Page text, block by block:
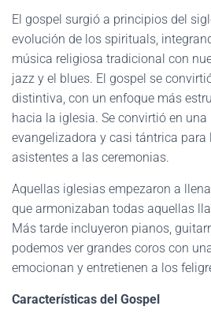
El gospel surgió a principios del
evolución de los spirituals,
música religiosa tradicional con
jazz y el blues. El gospel se
distintiva, con un enfoque más
hacia la iglesia. Se convirtió en una
evangelizadora y casi tántrica para
asistentes a las ceremonias.
Aquellas iglesias empezaron a
que armonizaban todas aquellas
Más tarde incluyeron pianos,
podemos ver grandes coros con
emocionan y entretienen a los
Características del Gospel